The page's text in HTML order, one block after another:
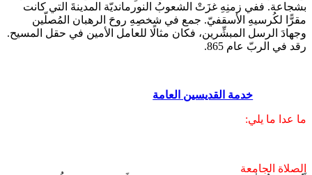
بشجاعة. ففي زمنِهِ غزَتْ الشعوبُ النورمانديّة المدينةَ التي كانت
مقرًّا لكُرسيهِ الأسقفيّ. جمع في شخصِهِ روحَ الرهبان المُصلّين
وجهادَ الرسل المبشِّرين، فكان مثالًا للعامل الأمين في حقل المسيح.
رقد في الربّ عام 865.
خدمة القديسين العامة
ما عدا ما يلي:
الصلاة الجامعة